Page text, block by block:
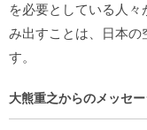
を必要としている人々
み出すことは、日本の
す。
大熊重之からのメッセ